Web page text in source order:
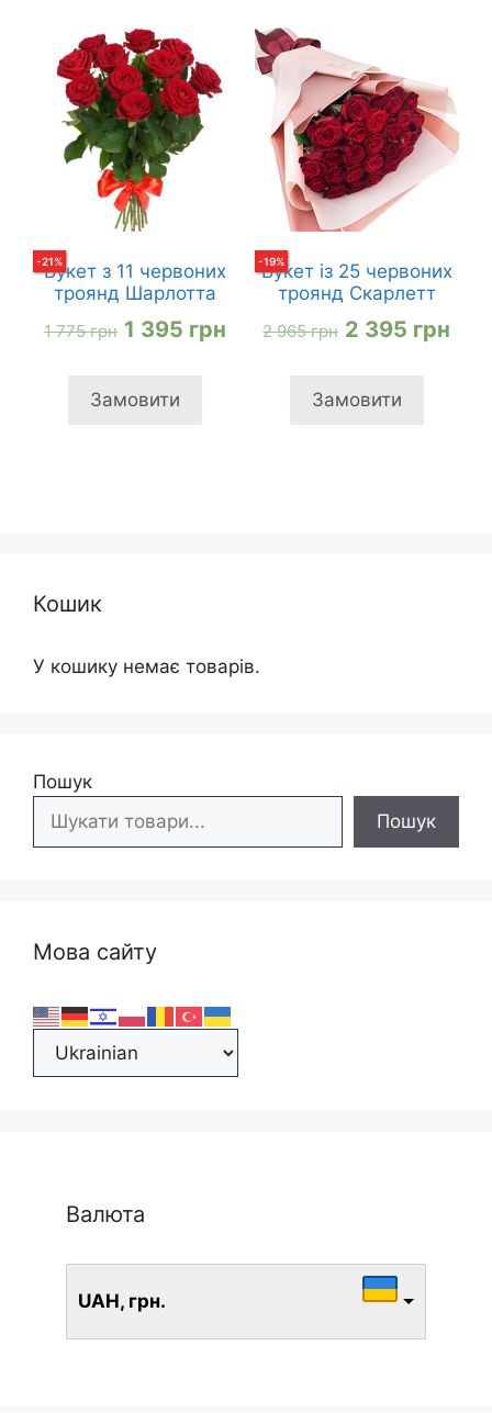
-21%
Букет з 11 червоних
троянд Шарлотта
1 775грн Оригінальна
1
1 395 грн Поточна
Замовити
-19%
Букет із 25 червоних
троянд Скарлетт
2 965грн Оригінальна
2
2 395 грн
Замовити
Кошик
У кошику немає товарів.
Пошук
Пошук
Мова сайту
Валюта
UAH, грн.